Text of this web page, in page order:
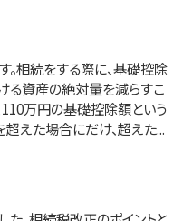
。相続をする際に、基礎控除
る資産の絶対量を減らすこ
万円の基礎控除額という
えた場合にだけ、超えた...